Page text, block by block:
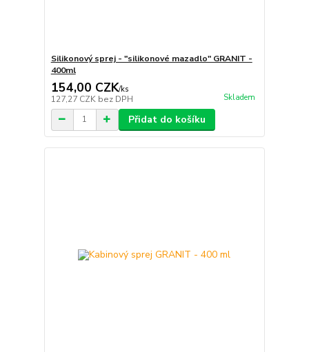
Silikonový sprej - "silikonové mazadlo" GRANIT -
400ml
154,00 CZK/ks
127,27 CZK bez DPH Skladem
Přidat do košíku